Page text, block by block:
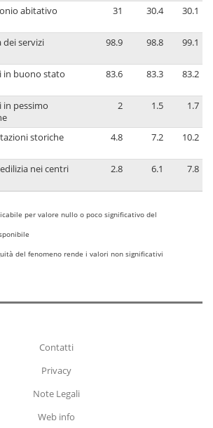
abitativo
31 30.4 30.1
servizi
98.9 98.8 99.1
in buono stato
83.6 83.3 83.2
in pessimo
2 1.5 1.7
storiche
4.8 7.2 10.2
nei centri
2.8 6.1 7.8
per valore nullo o poco significativo del
del fenomeno rende i valori non significativi
Contatti
Privacy
Note Legali
Web info